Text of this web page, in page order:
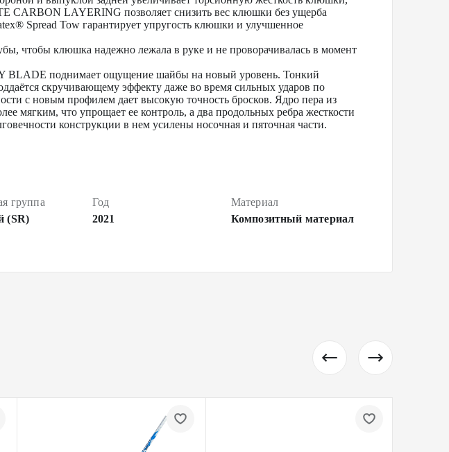
CARBON LAYERING позволяет снизить вес клюшки без ущерба
Spread Tow гарантирует упругость клюшки и улучшенное
чтобы клюшка надежно лежала в руке и не проворачивалась в момент
BLADE поднимает ощущение шайбы на новый уровень. Тонкий
скручивающему эффекту даже во время сильных ударов по
с новым профилем дает высокую точность бросков. Ядро пера из
мягким, что упрощает ее контроль, а два продольных ребра жесткости
конструкции в нем усилены носочная и пяточная части.
группа
(SR)
Год
2021
Материал
Композитный материал